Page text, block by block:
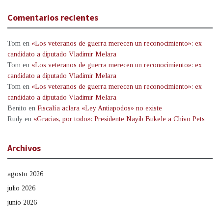
Comentarios recientes
Tom en «Los veteranos de guerra merecen un reconocimiento»: ex
candidato a diputado Vladimir Melara
Tom en «Los veteranos de guerra merecen un reconocimiento»: ex
candidato a diputado Vladimir Melara
Tom en «Los veteranos de guerra merecen un reconocimiento»: ex
candidato a diputado Vladimir Melara
Benito en Fiscalía aclara «Ley Antiapodos» no existe
Rudy en «Gracias, por todo»: Presidente Nayib Bukele a Chivo Pets
Archivos
agosto 2026
julio 2026
junio 2026